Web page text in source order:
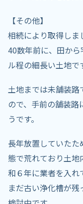
【その他】
相続により取得しま
40数年前に、田か
ル程の細長い土地で
土地までは未舗装路
ので、手前の舗装
うです。
長年放置していた
態で荒れており土
和６年に業者を入れ
まだ古い浄化槽が